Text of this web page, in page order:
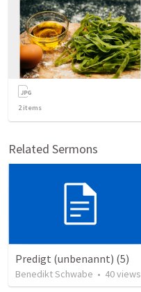
2 items
Related Sermons
Predigt (unbenannt) (5)
Benedikt Schwabe • 40views